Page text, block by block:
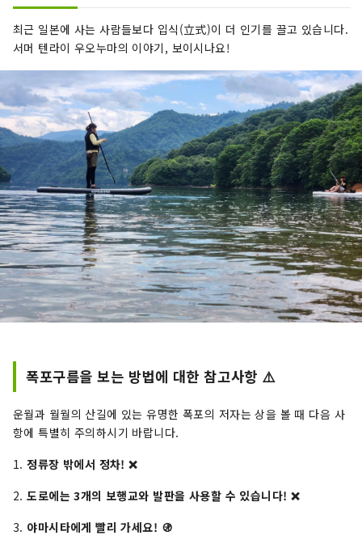
최근 일본에 사는 사람들보다 입식(立式)이 더 인기를 끌고 있습니다.
서머 텐라이 우오누마의 이야기, 보이시나요!
폭포구름을 보는 방법에 대한 참고사항 ⚠️
운월과 월월의 산길에 있는 유명한 폭포의 저자는 상을 볼 때 다음 사
항에 특별히 주의하시기 바랍니다.
1.정류장 밖에서 정차! ❌
2.도로에는 3개의 보행교와 발판을 사용할 수 있습니다! ❌
3. 야마시타에게 빨리 가세요! 🚯